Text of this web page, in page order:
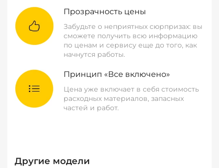
Прозрачность цены
Забудьте о неприятных сюрпризах: вы
сможете получить всю информацию
по ценам и сервису еще до того, как
начнутся работы.
Принцип «Все включено»
Цена уже включает в себя стоимость
расходных материалов, запасных
частей и работ.
Другие модели